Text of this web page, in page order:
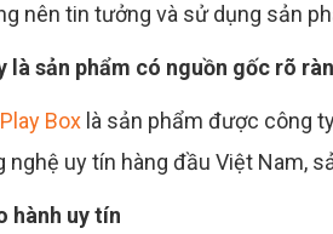
nên tin tưởng và sử dụng sản
là sản phẩm có nguồn gốc rõ
Box là sản phẩm được công
nghệ uy tín hàng đầu Việt Nam,
hành uy tín